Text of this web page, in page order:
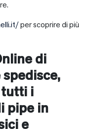
per scoprire di più
di
i
pipe in
e